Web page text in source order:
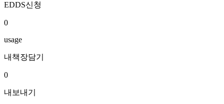
EDDS신청
0
usage
내책장담기
0
내보내기